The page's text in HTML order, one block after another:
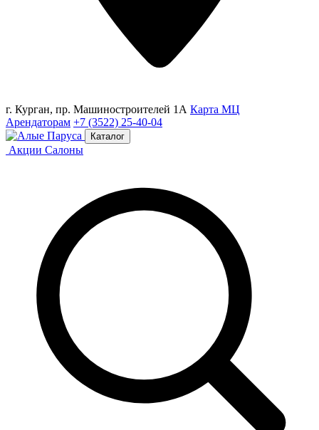
г. Курган, пр. Машиностроителей 1А Карта МЦ
Арендаторам +7 (3522) 25-40-04
Каталог
Акции Салоны